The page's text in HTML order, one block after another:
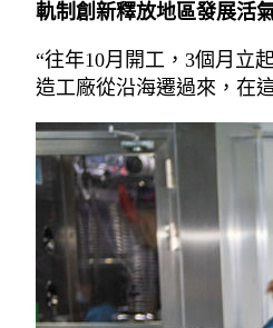
軌制創新釋放地區發展活
“往年10月開工，3個月立
造工廠從沿海遷過來，在